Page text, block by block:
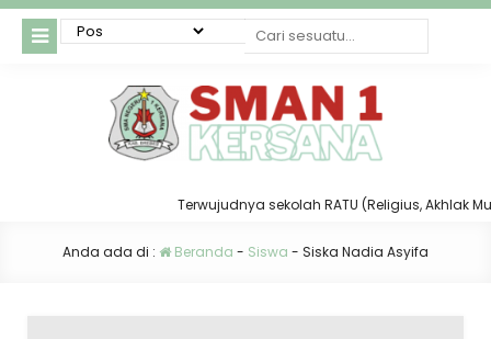
Terwujudnya sekolah RATU (Religius, Akhlak
Anda ada di : Beranda - Siswa - Siska Nadia Asyifa